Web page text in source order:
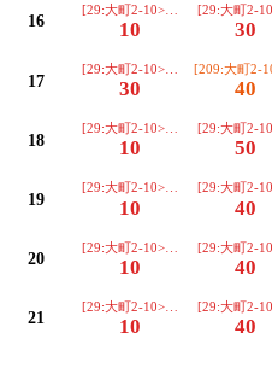
16
[29:大町2-10>春光4-4>高専前
10
[29:大町2-
30
17
[29:大町2-10>春光4-4>高専前>
30
[209:大町2-
40
18
[29:大町2-10>春光4-4>高専前>
10
[29:大町2-
50
19
[29:大町2-10>春光4-4>高専前>
10
[29:大町2-
40
20
[29:大町2-10>春光4-4>高専前>
10
[29:大町2-
40
21
[29:大町2-10>春光4-4>高専前>
10
[29:大町2-
40